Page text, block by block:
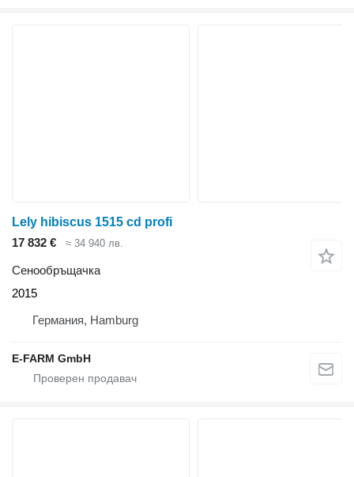
Lely hibiscus 1515 cd profi
17 832 €
≈ 34 940 лв.
Сенообръщачка
2015
Германия, Hamburg
E-FARM GmbH